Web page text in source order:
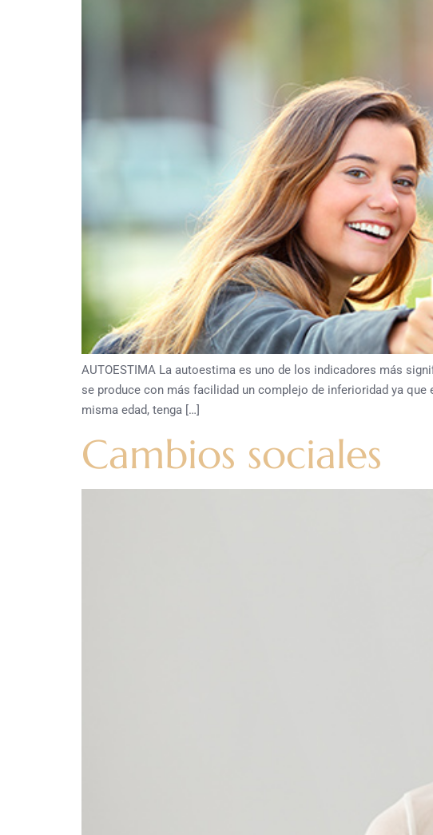
AUTOESTIMA La autoestima es uno de los indicadores más
se produce con más facilidad un complejo de inferioridad ya
misma edad, tenga […]
Cambios sociales